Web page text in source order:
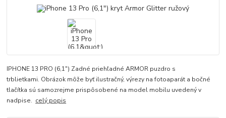
IPHONE 13 PRO (6,1") Zadné priehľadné ARMOR puzdro s
trblietkami. Obrázok môže byť ilustračný, výrezy na fotoaparát a bočné
tlačítka sú samozrejme prispôsobené na model mobilu uvedený v
nadpise. celý popis